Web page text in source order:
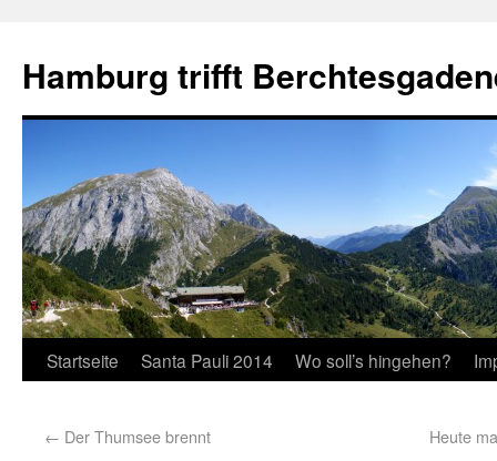
Hamburg trifft
Startseite Santa Pauli 2014 Wo soll’s hingehen?
← Der Thumsee brennt Heute